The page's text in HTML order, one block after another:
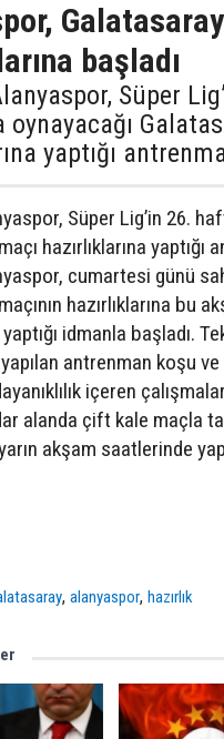
başladı
Süper
oynayacağı
yaptığı
Süper Lig’in 26.
hazırlıklarına yaptığı
cumartesi günü
hazırlıklarına bu
idmanla başladı.
antrenman koşu ve
içeren
alanda çift kale maçla
yarın akşam saatlerinde
,alanyaspor,hazırlık